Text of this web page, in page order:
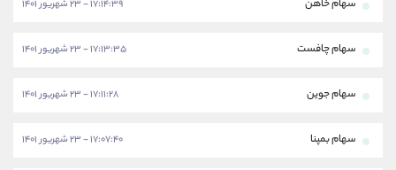
سهام خاهن ۱۷:۱۴:۳۹ - ۲۳ شهریور ۱۴۰۱
سهام چافست ۱۷:۱۳:۳۵ - ۲۳ شهریور ۱۴۰۱
سهام جوین ۱۷:۱۱:۲۸ - ۲۳ شهریور ۱۴۰۱
سهام بمپنا ۱۷:۰۷:۴۰ - ۲۳ شهریور ۱۴۰۱